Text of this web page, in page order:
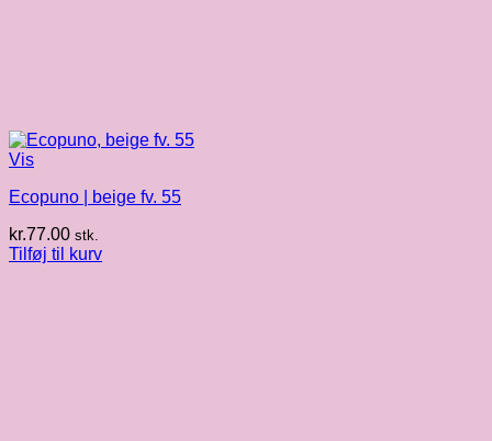
Vis
Ecopuno | beige fv. 55
kr.77.00 stk.
Tilføj til kurv